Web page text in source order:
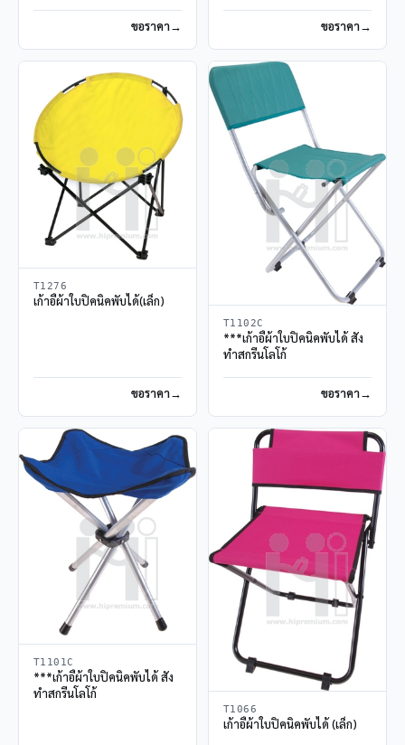
ขอราคา ขอราคา
T1276
เก้าอี้ผ้าใบปิคนิคพับได้(เล็ก)
ขอราคา
T1102C
***เก้าอี้ผ้าใบปิคนิคพับได้ สั่ง
ทำสกรีนโลโก้
ขอราคา
T1101C
***เก้าอี้ผ้าใบปิคนิคพับได้ สั่ง
ทำสกรีนโลโก้
T1066
เก้าอี้ผ้าใบปิคนิคพับได้ (เล็ก)